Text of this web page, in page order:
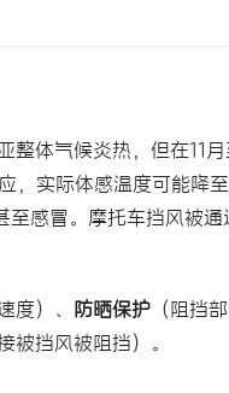
整体气候炎热，但在11
，实际体感温度可能降
感冒。摩托车挡风被通
度）、 防晒保护 （阻挡
被挡风被阻挡）。